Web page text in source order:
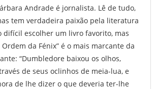
Andrade é jornalista. Lê de tudo,
tem verdadeira paixão pela literatura
difícil escolher um livro favorito, mas
Ordem da Fénix” é o mais marcante da
“Dumbledore baixou os olhos,
de seus oclinhos de meia-lua, e
de lhe dizer o que deveria ter-lhe